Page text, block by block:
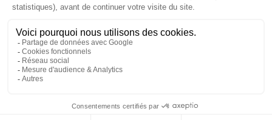
NOUS CONTACTER
NOUS LOCALISER
Honoraires Plan du site Mentions légales